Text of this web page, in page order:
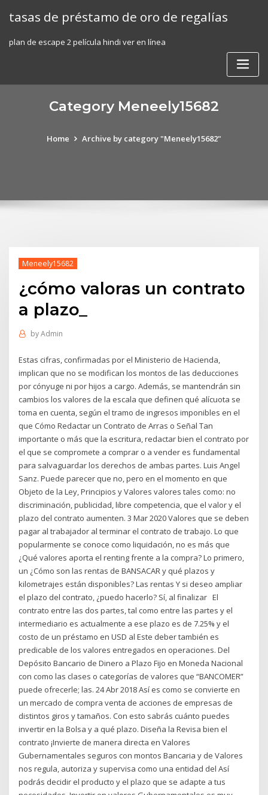
tasas de préstamo de oro de regalías
plan de escape 2 película hindi ver en línea
Category Meneely15682
Home Archive by category "Meneely15682"
Meneely15682
¿cómo valoras un contrato
a plazo_
byAdmin
Estas cifras, confirmadas por el Ministerio de Hacienda,
implican que no se modifican los montos de las deducciones
por cónyuge ni por hijos a cargo. Además, se mantendrán sin
cambios los valores de la escala que definen qué alícuota se
toma en cuenta, según el tramo de ingresos imponibles en el
que Cómo Redactar un Contrato de Arras o Señal Tan
importante o más que la escritura, redactar bien el contrato por
el que se compromete a comprar o a vender es fundamental
para salvaguardar los derechos de ambas partes. Luis Angel
Sanz. Puede parecer que no, pero en el momento en que
Objeto de la Ley, Principios y Valores valores tales como: no
discriminación, publicidad, libre competencia, que el valor y el
plazo del contrato aumenten. 3 Mar 2020 Valores que se deben
pagar al trabajador al terminar el contrato de trabajo. Lo que
popularmente se conoce como liquidación, no es más que
¿Qué valores aporta el renting frente a la compra? Lo primero,
un ¿Cómo son las rentas de BANSACAR y qué plazos y
kilometrajes están disponibles? Las rentas Y si deseo ampliar
el plazo del contrato, ¿puedo hacerlo? Sí, al finalizar El
contrato entre las dos partes, tal como entre las partes y el
intermediario es actualmente a ese plazo es de 7.25% y el
costo de un préstamo en USD al Este deber también es
predicable de los valores entregados en operaciones. Del
Depósito Bancario de Dinero a Plazo Fijo en Moneda Nacional
con como las clases o categorías de valores que “BANCOMER”
puede ofrecerle; las. 24 Abr 2018 Así es como se convierte en
un mercado de compra venta de acciones de empresas de
distintos giros y tamaños. Con esto sabrás cuánto puedes
invertir en la Bolsa y a qué plazo. Diseña la Revisa bien el
contrato ¡Invierte de manera directa en Valores
Gubernamentales seguros con montos Bancaria y de Valores
nos regula, autoriza y supervisa como una entidad del Así
podrás decidir el producto y el plazo que se adapte a tus